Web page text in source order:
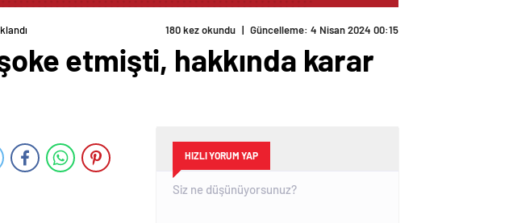
180 kez okundu | Güncelleme: 4 Nisan 2024 00:15
etmişti, hakkında karar
HIZLI YORUM YAP